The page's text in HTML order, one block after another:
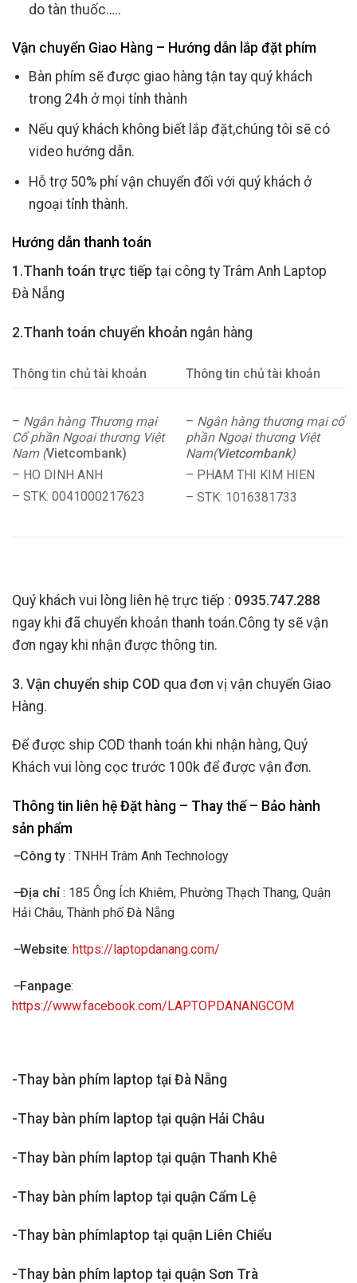
do tàn thuốc…..
Vận chuyển Giao Hàng – Hướng dẫn lắp đặt phím
Bàn phím sẽ được giao hàng tận tay quý khách
trong 24h ở mọi tỉnh thành
Nếu quý khách không biết lắp đặt,chúng tôi sẽ có
video hướng dẫn.
Hỗ trợ 50% phí vận chuyển đối với quý khách ở
ngoại tỉnh thành.
Hướng dẫn thanh toán
1.Thanh toán trực tiếp tại công ty Trâm Anh Laptop
Đà Nẵng
2.Thanh toán chuyển khoản ngân hàng
Thông tin chủ tài khoản Thông tin chủ tài khoản
– Ngân hàng Thương mại
Cổ phần Ngoại thương Việt
Nam (Vietcombank)
– HO DINH ANH
– STK: 0041000217623
– Ngân hàng thương mại cổ
phần Ngoại thương Việt
Nam(Vietcombank)
– PHAM THI KIM HIEN
– STK: 1016381733
Quý khách vui lòng liên hệ trực tiếp : 0935.747.288
ngay khi đã chuyển khoản thanh toán.Công ty sẽ vận
đơn ngay khi nhận được thông tin.
3. Vận chuyển ship COD qua đơn vị vận chuyển Giao
Hàng.
Để được ship COD thanh toán khi nhận hàng, Quý
Khách vui lòng cọc trước 100k để được vận đơn.
Thông tin liên hệ Đặt hàng – Thay thế – Bảo hành
sản phẩm
–Công ty : TNHH Trâm Anh Technology
–Địa chỉ : 185 Ông Ích Khiêm, Phường Thạch Thang, Quận
Hải Châu, Thành phố Đà Nẵng
–Website: https://laptopdanang.com/
–Fanpage:
https://www.facebook.com/LAPTOPDANANGCOM
-Thay bàn phím laptop tại Đà Nẵng
-Thay bàn phím laptop tại quận Hải Châu
-Thay bàn phím laptop tại quận Thanh Khê
-Thay bàn phím laptop tại quận Cẩm Lệ
-Thay bàn phímlaptop tại quận Liên Chiểu
-Thay bàn phím laptop tại quận Sơn Trà